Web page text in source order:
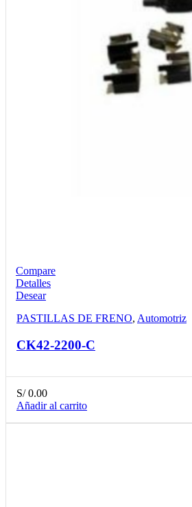
Compare
Detalles
Desear
PASTILLAS DE FRENO, Automotriz
CK42-2200-C
S/0.00
Añadir al carrito